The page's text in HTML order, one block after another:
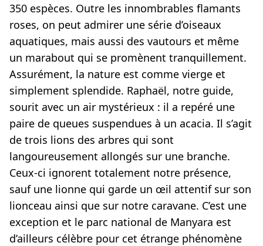
350 espèces. Outre les innombrables flamants
roses, on peut admirer une série d’oiseaux
aquatiques, mais aussi des vautours et même
un marabout qui se promènent tranquillement.
Assurément, la nature est comme vierge et
simplement splendide. Raphaël, notre guide,
sourit avec un air mystérieux : il a repéré une
paire de queues suspendues à un acacia. Il s’agit
de trois lions des arbres qui sont
langoureusement allongés sur une branche.
Ceux-ci ignorent totalement notre présence,
sauf une lionne qui garde un œil attentif sur son
lionceau ainsi que sur notre caravane. C’est une
exception et le parc national de Manyara est
d’ailleurs célèbre pour cet étrange phénomène